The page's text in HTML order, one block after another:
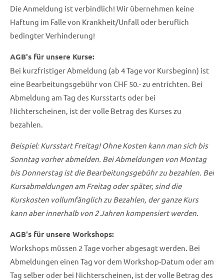
Die Anmeldung ist verbindlich! Wir übernehmen keine
Haftung im Falle von Krankheit/Unfall oder beruflich
bedingter Verhinderung!
AGB's für unsere Kurse:
Bei kurzfristiger Abmeldung (ab 4 Tage vor Kursbeginn) ist
eine Bearbeitungsgebühr von CHF 50.- zu entrichten. Bei
Abmeldung am Tag des Kursstarts oder bei
Nichterscheinen, ist der volle Betrag des Kurses zu
bezahlen.
Beispiel: Kursstart Freitag! Ohne Kosten kann man sich bis
Sonntag vorher abmelden. Bei Abmeldungen von Montag
bis Donnerstag ist die Bearbeitungsgebühr zu bezahlen. Bei
Kursabmeldungen am Freitag oder später, sind die
Kurskosten vollumfänglich zu Bezahlen, der ganze Kurs
kann aber innerhalb von 2 Jahren kompensiert werden.
AGB's für unsere Workshops:
Workshops müssen 2 Tage vorher abgesagt werden. Bei
Abmeldungen einen Tag vor dem Workshop-Datum oder am
Tag selber oder bei Nichterscheinen, ist der volle Betrag des